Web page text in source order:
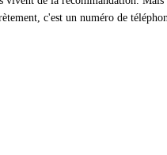
c'est un numéro de
simulateur, la recommandation